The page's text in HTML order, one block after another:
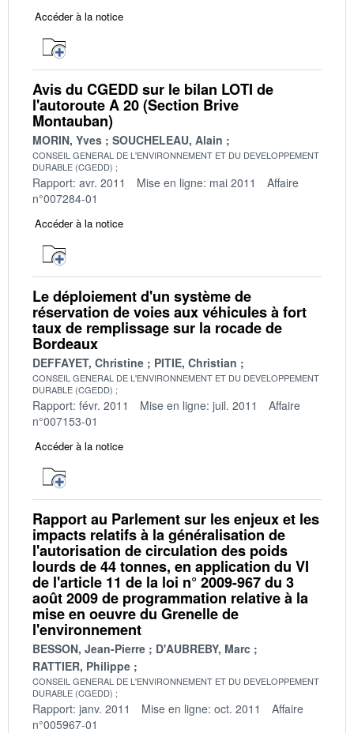
Accéder à la notice
Avis du CGEDD sur le bilan LOTI de
l'autoroute A 20 (Section Brive
Montauban)
MORIN, Yves SOUCHELEAU, Alain
CONSEIL GENERAL DE L'ENVIRONNEMENT ET DU DEVELOPPEMENT
DURABLE (CGEDD)
Rapport: avr. 2011 Mise en ligne: mai 2011
Affaire
n°007284-01
Accéder à la notice
Le déploiement d'un système de
réservation de voies aux véhicules à fort
taux de remplissage sur la rocade de
Bordeaux
DEFFAYET, Christine PITIE, Christian
CONSEIL GENERAL DE L'ENVIRONNEMENT ET DU DEVELOPPEMENT
DURABLE (CGEDD)
Rapport: févr. 2011 Mise en ligne: juil. 2011
Affaire
n°007153-01
Accéder à la notice
Rapport au Parlement sur les enjeux et les
impacts relatifs à la généralisation de
l'autorisation de circulation des poids
lourds de 44 tonnes, en application du VI
de l'article 11 de la loi n° 2009-967 du 3
août 2009 de programmation relative à la
mise en oeuvre du Grenelle de
l'environnement
BESSON, Jean-Pierre
D'AUBREBY, Marc
RATTIER, Philippe
CONSEIL GENERAL DE L'ENVIRONNEMENT ET DU DEVELOPPEMENT
DURABLE (CGEDD)
Rapport: janv. 2011 Mise en ligne: oct. 2011
Affaire
n°005967-01